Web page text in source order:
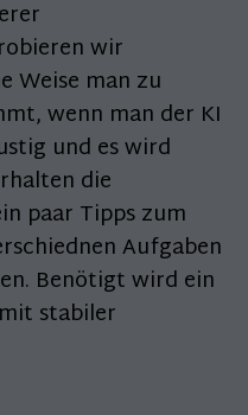
wir
Weise man zu
wenn man der KI
und es wird
die
paar Tipps zum
Aufgaben
Benötigt wird ein
stabiler